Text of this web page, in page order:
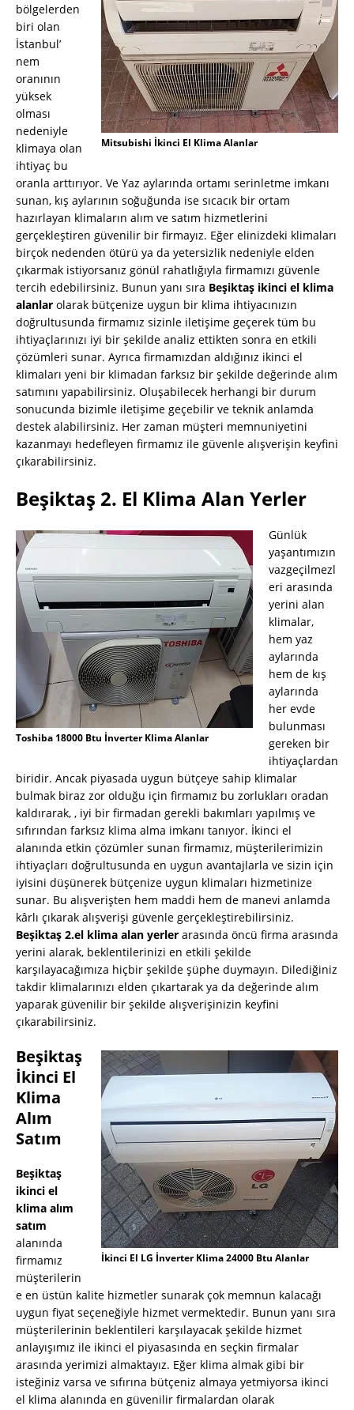
Mitsubishi İkinci El Klima Alanlar
bölgelerden
biri olan
İstanbul’
nem
oranının
yüksek
olması
nedeniyle
klimaya olan
ihtiyaç bu
oranla arttırıyor. Ve Yaz aylarında ortamı serinletme imkanı
sunan, kış aylarının soğuğunda ise sıcacık bir ortam
hazırlayan klimaların alım ve satım hizmetlerini
gerçekleştiren güvenilir bir firmayız. Eğer elinizdeki klimaları
birçok nedenden ötürü ya da yetersizlik nedeniyle elden
çıkarmak istiyorsanız gönül rahatlığıyla firmamızı güvenle
tercih edebilirsiniz. Bunun yanı sıra Beşiktaş ikinci el klima
alanlar olarak bütçenize uygun bir klima ihtiyacınızın
doğrultusunda firmamız sizinle iletişime geçerek tüm bu
ihtiyaçlarınızı iyi bir şekilde analiz ettikten sonra en etkili
çözümleri sunar. Ayrıca firmamızdan aldığınız ikinci el
klimaları yeni bir klimadan farksız bir şekilde değerinde alım
satımını yapabilirsiniz. Oluşabilecek herhangi bir durum
sonucunda bizimle iletişime geçebilir ve teknik anlamda
destek alabilirsiniz. Her zaman müşteri memnuniyetini
kazanmayı hedefleyen firmamız ile güvenle alışverişin keyfini
çıkarabilirsiniz.
Beşiktaş 2. El Klima Alan Yerler
Toshiba 18000 Btu İnverter Klima Alanlar
Günlük
yaşantımızın
vazgeçilmezl
eri arasında
yerini alan
klimalar,
hem yaz
aylarında
hem de kış
aylarında
her evde
bulunması
gereken bir
ihtiyaçlardan
biridir. Ancak piyasada uygun bütçeye sahip klimalar
bulmak biraz zor olduğu için firmamız bu zorlukları oradan
kaldırarak, , iyi bir firmadan gerekli bakımları yapılmış ve
sıfırından farksız klima alma imkanı tanıyor. İkinci el
alanında etkin çözümler sunan firmamız, müşterilerimizin
ihtiyaçları doğrultusunda en uygun avantajlarla ve sizin için
iyisini düşünerek bütçenize uygun klimaları hizmetinize
sunar. Bu alışverişten hem maddi hem de manevi anlamda
kârlı çıkarak alışverişi güvenle gerçekleştirebilirsiniz.
Beşiktaş 2.el klima alan yerler arasında öncü firma arasında
yerini alarak, beklentilerinizi en etkili şekilde
karşılayacağımıza hiçbir şekilde şüphe duymayın. Dilediğiniz
takdir klimalarınızı elden çıkartarak ya da değerinde alım
yaparak güvenilir bir şekilde alışverişinizin keyfini
çıkarabilirsiniz.
İkinci El LG İnverter Klima 24000 Btu Alanlar
Beşiktaş
İkinci El
Klima
Alım
Satım
Beşiktaş
ikinci el
klima alım
satım
alanında
firmamız
müşterilerin
e en üstün kalite hizmetler sunarak çok memnun kalacağı
uygun fiyat seçeneğiyle hizmet vermektedir. Bunun yanı sıra
müşterilerinin beklentileri karşılayacak şekilde hizmet
anlayışımız ile ikinci el piyasasında en seçkin firmalar
arasında yerimizi almaktayız. Eğer klima almak gibi bir
isteğiniz varsa ve sıfırına bütçeniz almaya yetmiyorsa ikinci
el klima alanında en güvenilir firmalardan olarak